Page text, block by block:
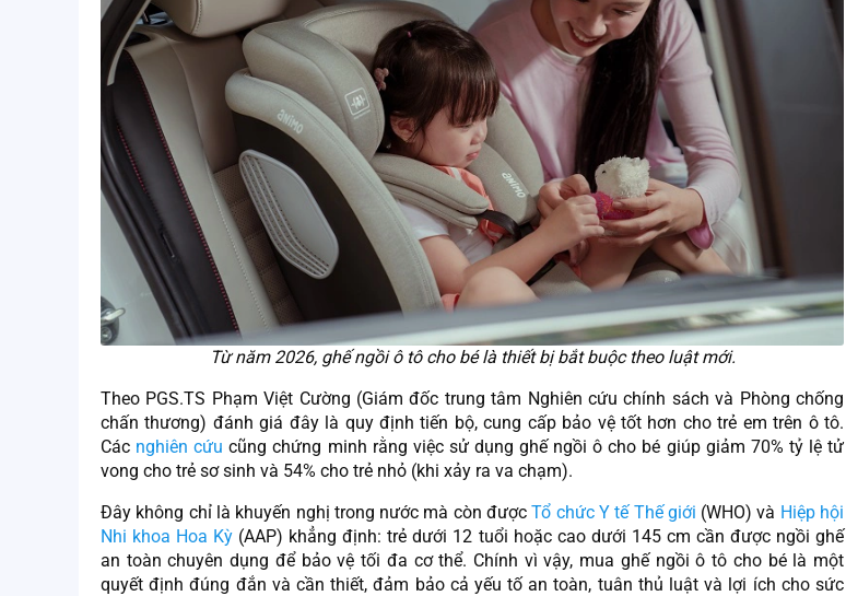
Từ năm 2026, ghế ngồi ô tô cho bé là thiết bị bắt buộc theo luật mới.
Theo PGS.TS Phạm Việt Cường (Giám đốc trung tâm Nghiên cứu chính sách và Phòng chống
chấn thương) đánh giá đây là quy định tiến bộ, cung cấp bảo vệ tốt hơn cho trẻ em trên ô tô.
Các nghiên cứu cũng chứng minh rằng việc sử dụng ghế ngồi ô cho bé giúp giảm 70% tỷ lệ tử
vong cho trẻ sơ sinh và 54% cho trẻ nhỏ (khi xảy ra va chạm).
Đây không chỉ là khuyến nghị trong nước mà còn đượcTổ chức Y tế Thế giới (WHO) và Hiệp hội
Nhi khoa Hoa Kỳ (AAP) khẳng định: trẻ dưới 12 tuổi hoặc cao dưới 145 cm cần được ngồi ghế
an toàn chuyên dụng để bảo vệ tối đa cơ thể. Chính vì vậy, mua ghế ngồi ô tô cho bé là một
quyết định đúng đắn và cần thiết, đảm bảo cả yếu tố an toàn, tuân thủ luật và lợi ích cho sức